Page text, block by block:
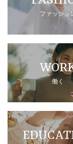
ファッショ
働く